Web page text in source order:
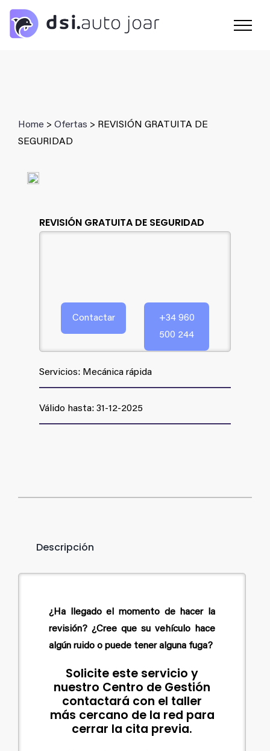
Saltar
contenido
Home > Ofertas > REVISIÓN GRATUITA DE
SEGURIDAD
REVISIÓN GRATUITA DE SEGURIDAD
Contactar
+34 960
500 244
Servicios: Mecánica rápida
Válido hasta: 31-12-2025
Descripción
¿Ha llegado el momento de hacer la
revisión? ¿Cree que su vehículo hace
algún ruido o puede tener alguna fuga?
Solicite este servicio y
nuestro Centro de Gestión
contactará con el taller
más cercano de la red para
cerrar la cita previa.